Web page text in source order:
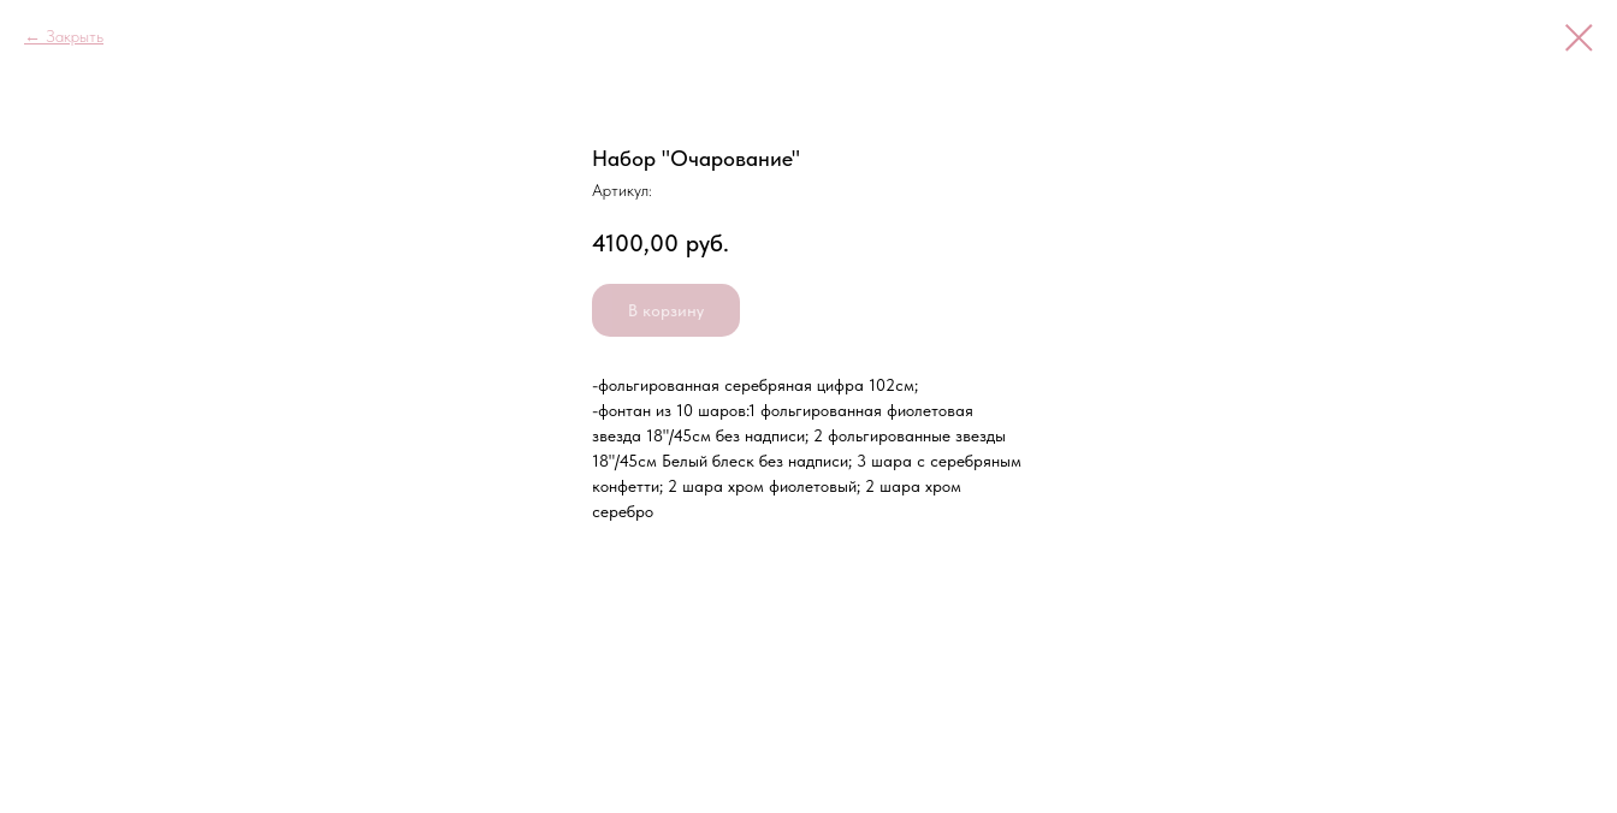
Закрыть
Набор "Очарование"
Артикул:
4100,00 руб.
В корзину
-фольгированная серебряная цифра 102см;
-фонтан из 10 шаров:1 фольгированная фиолетовая
звезда 18"/45см без надписи; 2 фольгированные звезды
18"/45см Белый блеск без надписи; 3 шара с серебряным
конфетти; 2 шара хром фиолетовый; 2 шара хром
серебро